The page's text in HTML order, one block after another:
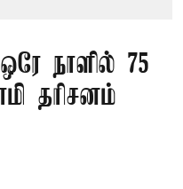
நாளில் 75
தரிசனம்